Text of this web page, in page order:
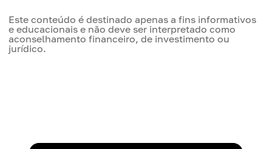
Este conteúdo é destinado apenas a fins informativos
e educacionais e não deve ser interpretado como
aconselhamento financeiro, de investimento ou
jurídico.